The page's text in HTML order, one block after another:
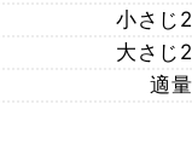
小さじ2
大さじ2
適量